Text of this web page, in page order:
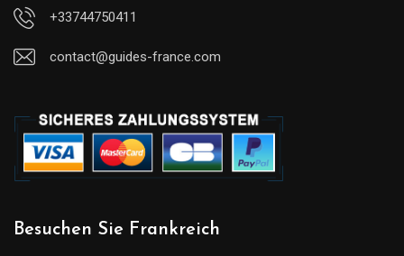
+33744750411
contact@guides-france.com
Besuchen Sie Frankreich